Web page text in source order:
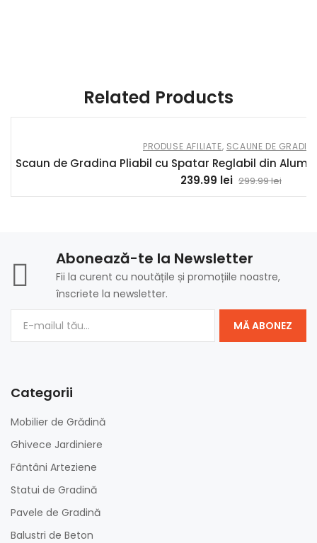
Related Products
PRODUSE AFILIATE, SCAUNE DE
Scaun de Gradina Pliabil cu Spatar Reglabil din
299.99leiPrețul
inițial
239.99 lei
Prețul
Abonează-te la Newsletter
Fii la curent cu noutățile și promoțiile noastre,
înscriete la newsletter.
MĂ ABONEZ
Categorii
Mobilier de Grădină
Ghivece Jardiniere
Fântâni Arteziene
Statui de Gradină
Pavele de Gradină
Balustri de Beton